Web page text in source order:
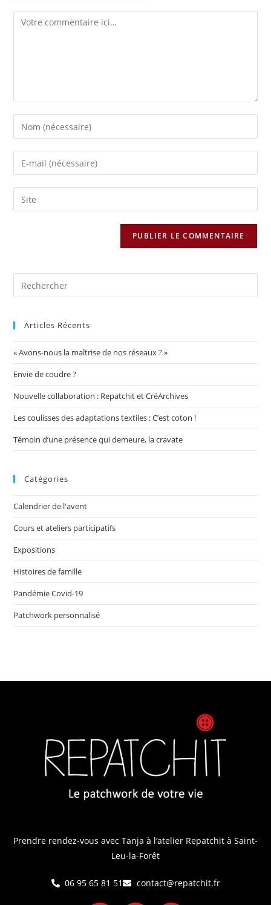
Articles Récents
« Avons-nous la maîtrise de nos réseaux ? »
Envie de coudre ?
Nouvelle collaboration : Repatchit et CréArchives
Les coulisses des adaptations textiles : C’est coton !
Témoin d’une présence qui demeure, la cravate
Catégories
Calendrier de l'avent
Cours et ateliers participatifs
Expositions
Histoires de famille
Pandémie Covid-19
Patchwork personnalisé
Prendre rendez-vous avec Tanja à l’atelier Repatchit à Saint-
Leu-la-Forêt
06 95 65 81 51 contact@repatchit.fr